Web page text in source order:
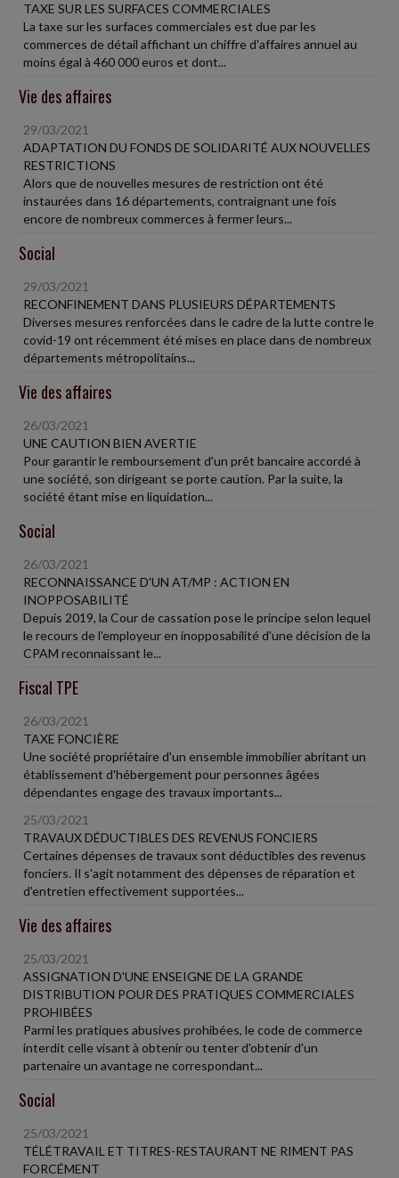
TAXE SUR LES SURFACES COMMERCIALES
La taxe sur les surfaces commerciales est due par les
commerces de détail affichant un chiffre d'affaires annuel au
moins égal à 460 000 euros et dont...
Vie des affaires
29/03/2021
ADAPTATION DU FONDS DE SOLIDARITÉ AUX NOUVELLES
RESTRICTIONS
Alors que de nouvelles mesures de restriction ont été
instaurées dans 16 départements, contraignant une fois
encore de nombreux commerces à fermer leurs...
Social
29/03/2021
RECONFINEMENT DANS PLUSIEURS DÉPARTEMENTS
Diverses mesures renforcées dans le cadre de la lutte contre le
covid-19 ont récemment été mises en place dans de nombreux
départements métropolitains...
Vie des affaires
26/03/2021
UNE CAUTION BIEN AVERTIE
Pour garantir le remboursement d'un prêt bancaire accordé à
une société, son dirigeant se porte caution. Par la suite, la
société étant mise en liquidation...
Social
26/03/2021
RECONNAISSANCE D'UN AT/MP : ACTION EN
INOPPOSABILITÉ
Depuis 2019, la Cour de cassation pose le principe selon lequel
le recours de l'employeur en inopposabilité d'une décision de la
CPAM reconnaissant le...
Fiscal TPE
26/03/2021
TAXE FONCIÈRE
Une société propriétaire d'un ensemble immobilier abritant un
établissement d'hébergement pour personnes âgées
dépendantes engage des travaux importants...
25/03/2021
TRAVAUX DÉDUCTIBLES DES REVENUS FONCIERS
Certaines dépenses de travaux sont déductibles des revenus
fonciers. Il s'agit notamment des dépenses de réparation et
d'entretien effectivement supportées...
Vie des affaires
25/03/2021
ASSIGNATION D'UNE ENSEIGNE DE LA GRANDE
DISTRIBUTION POUR DES PRATIQUES COMMERCIALES
PROHIBÉES
Parmi les pratiques abusives prohibées, le code de commerce
interdit celle visant à obtenir ou tenter d'obtenir d'un
partenaire un avantage ne correspondant...
Social
25/03/2021
TÉLÉTRAVAIL ET TITRES-RESTAURANT NE RIMENT PAS
FORCÉMENT